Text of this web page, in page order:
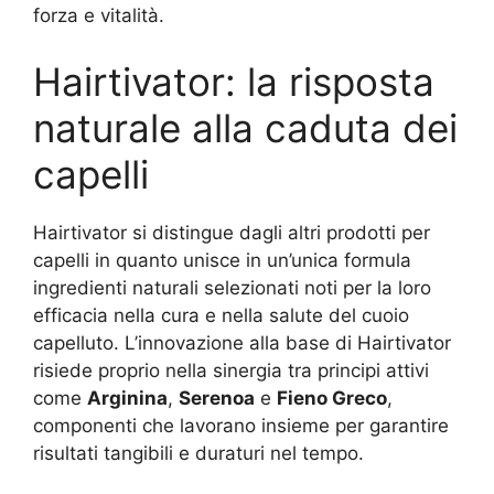
forza e vitalità.
Hairtivator: la risposta
naturale alla caduta dei
capelli
Hairtivator si distingue dagli altri prodotti per
capelli in quanto unisce in un’unica formula
ingredienti naturali selezionati noti per la loro
efficacia nella cura e nella salute del cuoio
capelluto. L’innovazione alla base di Hairtivator
risiede proprio nella sinergia tra principi attivi
come Arginina, Serenoa e Fieno Greco,
componenti che lavorano insieme per garantire
risultati tangibili e duraturi nel tempo.